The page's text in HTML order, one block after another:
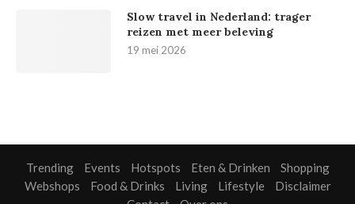
Slow travel in Nederland: trager
reizen met meer beleving
19 mei 2026
Trending Events Hotspots Eten & Drinken
Shopping
Webshops
Food & Drinks Living Lifestyle
Disclaimer